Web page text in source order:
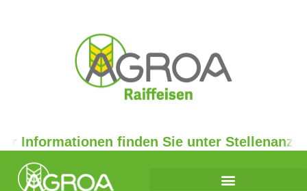
Informationen finden Sie unter